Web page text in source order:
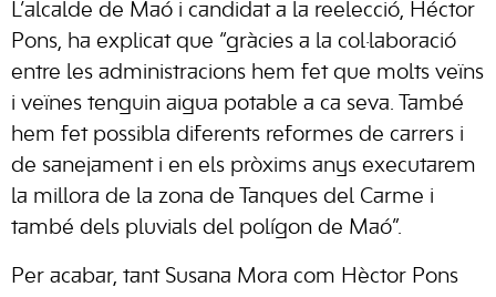
L’alcalde de Maó i candidat a la reelecció, Héctor
Pons, ha explicat que “gràcies a la col·laboració
entre les administracions hem fet que molts veïns
i veïnes tenguin aigua potable a ca seva. També
hem fet possibla diferents reformes de carrers i
de sanejament i en els pròxims anys executarem
la millora de la zona de Tanques del Carme i
també dels pluvials del polígon de Maó”.
Per acabar, tant Susana Mora com Hèctor Pons